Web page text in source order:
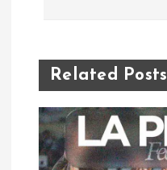
a
c
Related Posts